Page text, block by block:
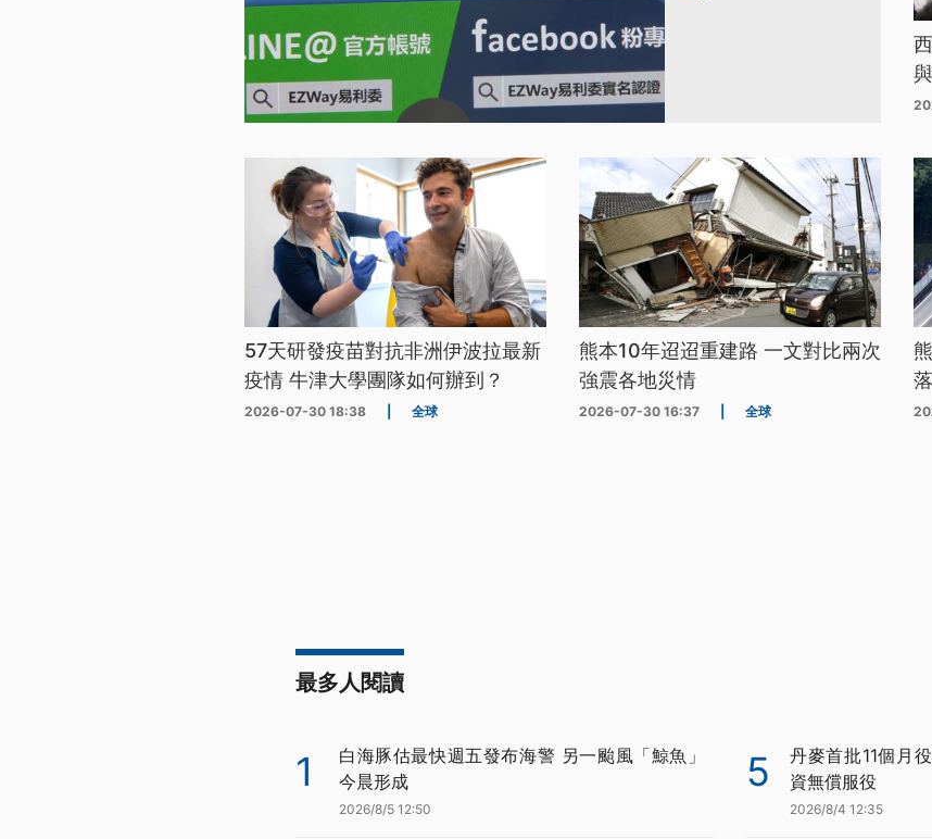
57天研發疫苗對抗非洲伊波拉最新
疫情 牛津大學團隊如何辦到？
2026-07-30 18:38 全球
熊本10年迢迢重建路 一文對比兩次
強震各地災情
2026-07-30 16:37 全球
最多人閱讀
1
白海豚估最快週五發布海警 另一颱風「鯨魚」
今晨形成
2026/8/5 12:50
5
丹麥首批11個月
資無償服役
2026/8/4 12:35